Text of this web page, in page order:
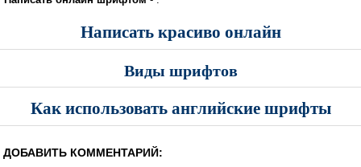
Написать красиво онлайн
Виды шрифтов
Как использовать английские шрифты
ДОБАВИТЬ КОММЕНТАРИЙ: